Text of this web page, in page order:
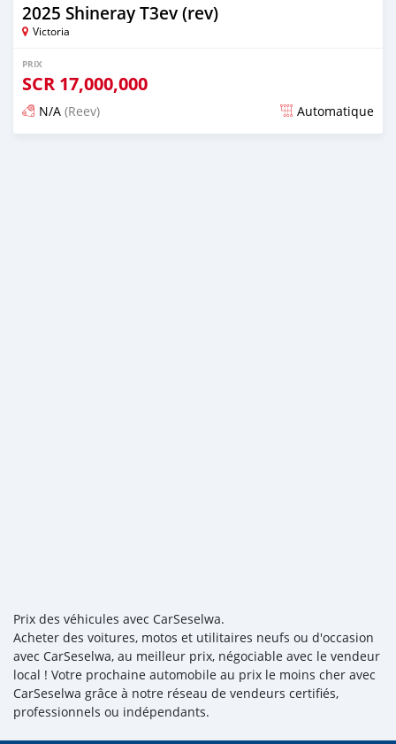
2025 Shineray T3ev (rev)
Victoria
PRIX
SCR 17,000,000
N/A (Reev) Automatique
Prix des véhicules avec CarSeselwa.
Acheter des voitures, motos et utilitaires neufs ou d'occasion
avec CarSeselwa, au meilleur prix, négociable avec le vendeur
local ! Votre prochaine automobile au prix le moins cher avec
CarSeselwa grâce à notre réseau de vendeurs certifiés,
professionnels ou indépendants.